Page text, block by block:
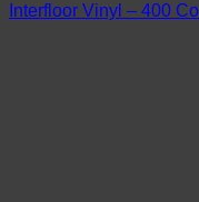
Interfloor Vinyl – 400